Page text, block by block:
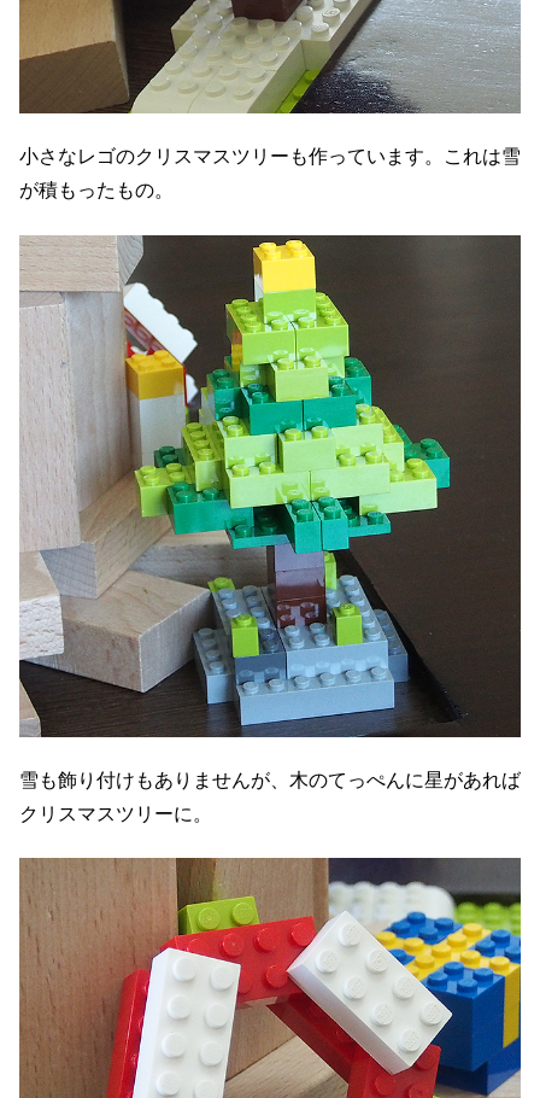
小さなレゴのクリスマスツリーも作っています。これは雪
が積もったもの。
雪も飾り付けもありませんが、木のてっぺんに星があれば
クリスマスツリーに。